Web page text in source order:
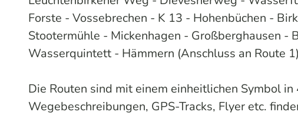
Forste - Vossebrechen - K 13 - Hohenbüchen -
Stootermühle - Mickenhagen - Großberghausen -
Wasserquintett - Hämmern (Anschluss an Route
Die Routen sind mit einem einheitlichen Symbol
Wegebeschreibungen, GPS-Tracks, Flyer etc.